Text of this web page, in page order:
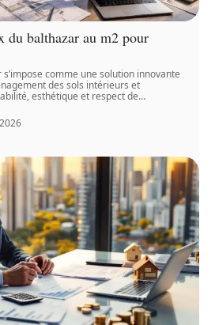
du balthazar au m2 pour
comme une solution innovante
des sols intérieurs et
esthétique et respect de…